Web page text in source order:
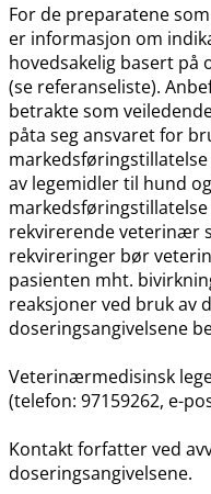
For de preparatene
er informasjon om
hovedsakelig basert på
(se referanseliste).
betrakte som
påta seg ansvaret for
av legemidler til hund
rekvirerende veterinær
rekvireringer bør
pasienten mht.
reaksjoner ved bruk av
doseringsangivelsene
Veterinærmedisinsk
(telefon: 97159262, e-
Kontakt forfatter ved
doseringsangivelsene.